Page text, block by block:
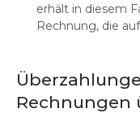
erhält in diesem
Rechnung, die
Rechnungen